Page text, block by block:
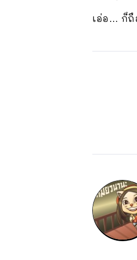
เอ่อ… ก็ถื